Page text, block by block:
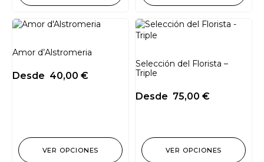
Amor d’Alstromeria
Desde 40,00 €
VER OPCIONES
Selección del Florista –
Triple
Desde 75,00 €
VER OPCIONES